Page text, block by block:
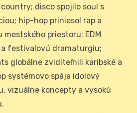
disco spojilo soul s
hip-hop priniesol rap a
mestského priestoru; EDM
festivalovú dramaturgiu;
globálne zviditeľnili karibské a
systémovo spája idolový
vizuálne koncepty a vysokú